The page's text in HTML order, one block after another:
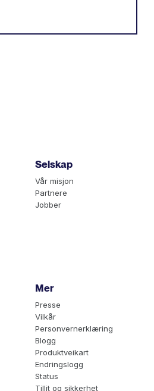
Selskap
Vår misjon
Partnere
Jobber
Mer
Presse
Vilkår
Personvernerklæring
Blogg
Produktveikart
Endringslogg
Status
Tillit og sikkerhet